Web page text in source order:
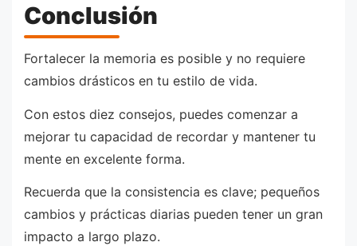
Conclusión
Fortalecer la memoria es posible y no requiere
cambios drásticos en tu estilo de vida.
Con estos diez consejos, puedes comenzar a
mejorar tu capacidad de recordar y mantener tu
mente en excelente forma.
Recuerda que la consistencia es clave; pequeños
cambios y prácticas diarias pueden tener un gran
impacto a largo plazo.